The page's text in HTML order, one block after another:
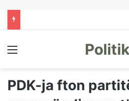
Menu
PDK-ja fton